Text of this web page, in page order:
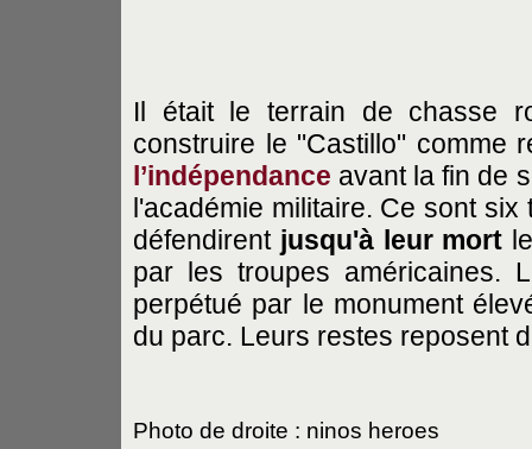
Il était le terrain de chasse
construire le "Castillo" comme
l’indépendance avant la fin de
l'académie militaire. Ce sont
défendirent jusqu'à leur mort
par les troupes américaines.
perpétué par le monument
du parc. Leurs restes reposent
Photo de droite : ninos heroes